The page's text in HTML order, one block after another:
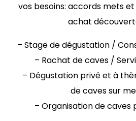
vos besoins: accords mets et
achat
– Stage de dégustation /
– Rachat de caves /
– Dégustation privé et à
de caves sur
– Organisation de caves